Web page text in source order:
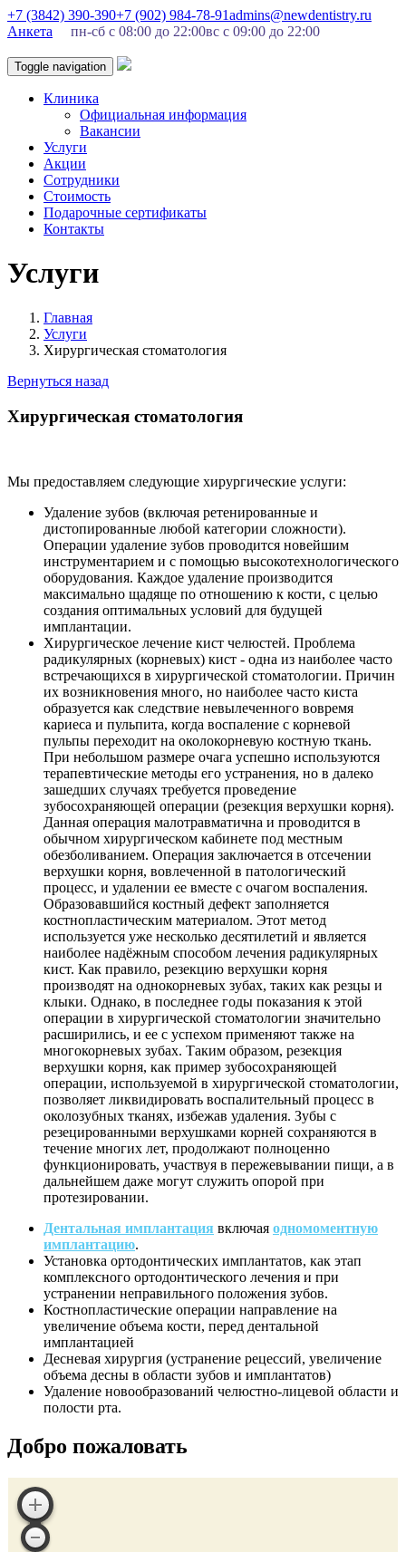
+7 (3842) 390-390+7 (902) 984-78-91admins@newdentistry.ru
Анкета
пн-сб с 08:00 до 22:00вс с 09:00 до 22:00
Toggle navigation
Клиника
Официальная информация
Вакансии
Услуги
Акции
Сотрудники
Стоимость
Подарочные сертификаты
Контакты
Услуги
Главная
Услуги
Хирургическая стоматология
Вернуться назад
Хирургическая стоматология
Мы предоставляем следующие хирургические услуги:
Удаление зубов (включая ретенированные и
дистопированные любой категории сложности).
Операции удаление зубов проводится новейшим
инструментарием и с помощью высокотехнологического
оборудования. Каждое удаление производится
максимально щадяще по отношению к кости, с целью
создания оптимальных условий для будущей
имплантации.
Хирургическое лечение кист челюстей. Проблема
радикулярных (корневых) кист - одна из наиболее часто
встречающихся в хирургической стоматологии. Причин
их возникновения много, но наиболее часто киста
образуется как следствие невылеченного вовремя
кариеса и пульпита, когда воспаление с корневой
пульпы переходит на околокорневую костную ткань.
При небольшом размере очага успешно используются
терапевтические методы его устранения, но в далеко
зашедших случаях требуется проведение
зубосохраняющей операции (резекция верхушки корня).
Данная операция малотравматична и проводится в
обычном хирургическом кабинете под местным
обезболиванием. Операция заключается в отсечении
верхушки корня, вовлеченной в патологический
процесс, и удалении ее вместе с очагом воспаления.
Образовавшийся костный дефект заполняется
костнопластическим материалом. Этот метод
используется уже несколько десятилетий и является
наиболее надёжным способом лечения радикулярных
кист. Как правило, резекцию верхушки корня
производят на однокорневых зубах, таких как резцы и
клыки. Однако, в последнее годы показания к этой
операции в хирургической стоматологии значительно
расширились, и ее с успехом применяют также на
многокорневых зубах. Таким образом, резекция
верхушки корня, как пример зубосохраняющей
операции, используемой в хирургической стоматологии,
позволяет ликвидировать воспалительный процесс в
околозубных тканях, избежав удаления. Зубы с
резецированными верхушками корней сохраняются в
течение многих лет, продолжают полноценно
функционировать, участвуя в пережевывании пищи, а в
дальнейшем даже могут служить опорой при
протезировании.
Дентальная имплантация включая одномоментную
имплантацию.
Установка ортодонтических имплантатов, как этап
комплексного ортодонтического лечения и при
устранении неправильного положения зубов.
Костнопластические операции направление на
увеличение объема кости, перед дентальной
имплантацией
Десневая хирургия (устранение рецессий, увеличение
объема десны в области зубов и имплантатов)
Удаление новообразований челюстно-лицевой области и
полости рта.
Добро пожаловать